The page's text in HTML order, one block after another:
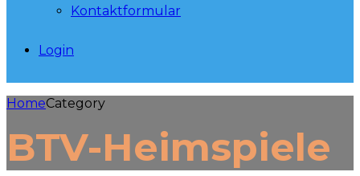
Kontaktformular
Login
HomeCategory
BTV-Heimspiele